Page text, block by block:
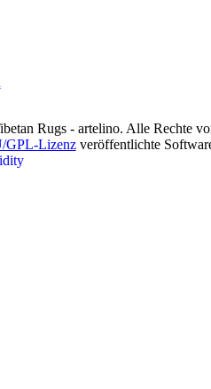
Rugs - artelino. Alle Rechte
GPL-Lizenzveröffentlichte